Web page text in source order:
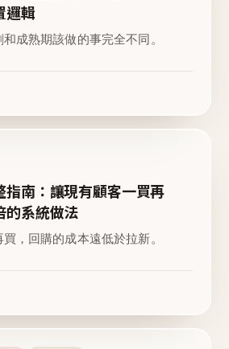
邏輯
成熟期該做的事完全不同。
指南：讓現有顧客一買再
的系統做法
，回購的成本遠低於拉新。